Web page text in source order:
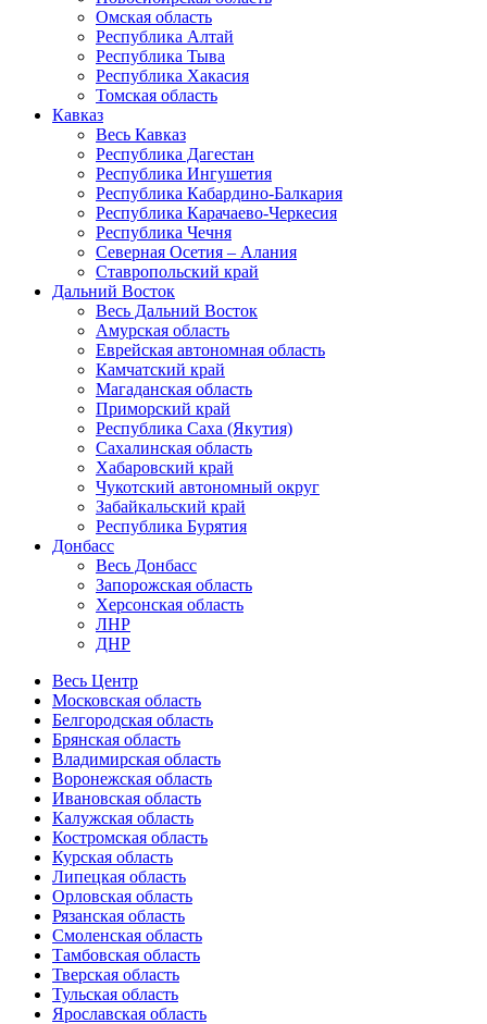
Омская область
Республика Алтай
Республика Тыва
Республика Хакасия
Томская область
Кавказ
Весь Кавказ
Республика Дагестан
Республика Ингушетия
Республика Кабардино-Балкария
Республика Карачаево-Черкесия
Республика Чечня
Северная Осетия – Алания
Ставропольский край
Дальний Восток
Весь Дальний Восток
Амурская область
Еврейская автономная область
Камчатский край
Магаданская область
Приморский край
Республика Саха (Якутия)
Сахалинская область
Хабаровский край
Чукотский автономный округ
Забайкальский край
Республика Бурятия
Донбасс
Весь Донбасс
Запорожская область
Херсонская область
ЛНР
ДНР
Весь Центр
Московская область
Белгородская область
Брянская область
Владимирская область
Воронежская область
Ивановская область
Калужская область
Костромская область
Курская область
Липецкая область
Орловская область
Рязанская область
Смоленская область
Тамбовская область
Тверская область
Тульская область
Ярославская область